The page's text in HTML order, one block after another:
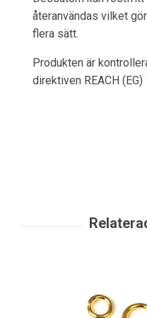
återanvändas vilket
flera sätt.
Produkten är
direktiven REACH